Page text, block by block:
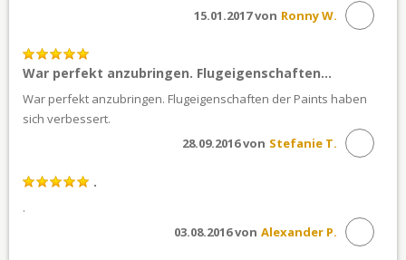
Ronny W.
15.01.2017 von
War perfekt anzubringen. Flugeigenschaften...
War perfekt anzubringen. Flugeigenschaften der Paints haben
sich verbessert.
Stefanie T.
28.09.2016 von
.
.
Alexander P.
03.08.2016 von